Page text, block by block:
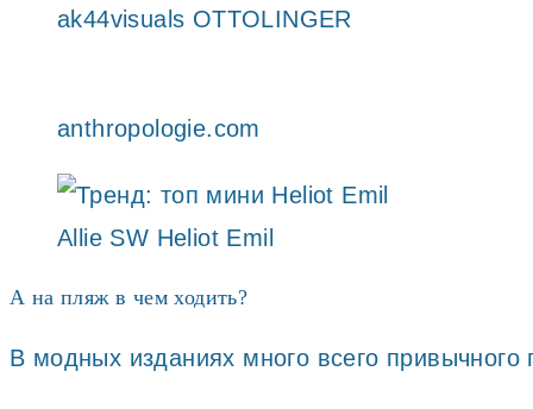
ak44visuals OTTOLINGER
anthropologie.com
Allie SW Heliot Emil
А на пляж в чем ходить?
В модных изданиях много всего